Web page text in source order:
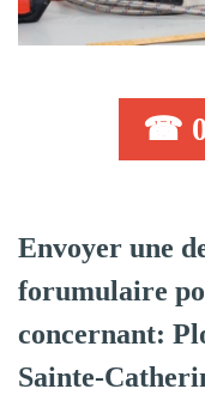
☎
Envoyer une
forumulaire
concernant:
Sainte-